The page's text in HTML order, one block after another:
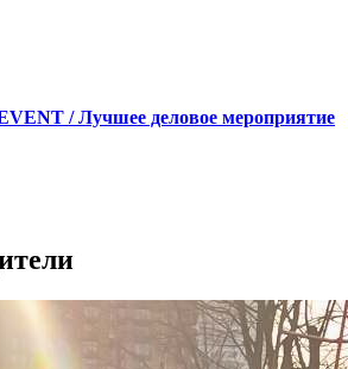
/ Лучшее деловое мероприятие